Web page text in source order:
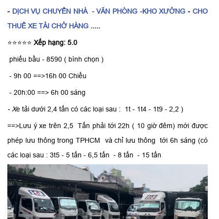
- DỊCH VỤ CHUYỂN NHÀ - VĂN PHÒNG -KHO XƯỞNG - CHO
THUÊ XE TẢI CHỞ HÀNG .....
⭐⭐⭐⭐⭐ Xếp hạng: 5.0
phiếu bầu - 8590 ( bình chọn )
- 9h 00 ==>16h 00 Chiều
- 20h:00 ==> 6h 00 sáng
- Xe tải dưới 2,4 tấn có các loại sau : 1t - 1t4 - 1t9 - 2,2 )
==>Lưu ý xe trên 2,5 Tấn phải tới 22h ( 10 giờ đêm) mới được
phép lưu thông trong TPHCM và chỉ lưu thông tới 6h sáng (có
các loại sau : 3t5 - 5 tấn - 6,5 tấn - 8 tấn - 15 tấn